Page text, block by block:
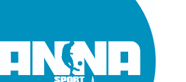
Alle ablehnen
mehr Infos